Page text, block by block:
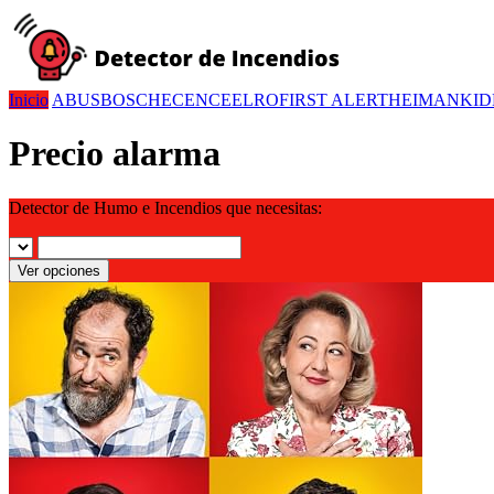
Inicio ABUSBOSCHECENCEELROFIRST ALERTHEIMAN
Precio alarma
Detector de Humo e Incendios que necesitas:
Ver opciones